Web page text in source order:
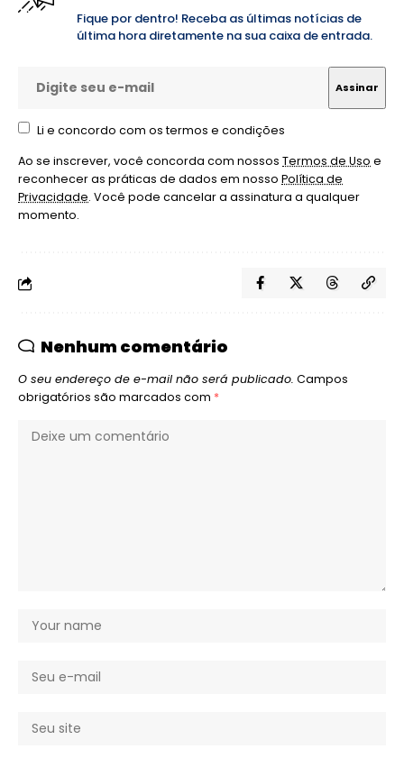
Fique por dentro! Receba as últimas notícias de
última hora diretamente na sua caixa de entrada.
Li e concordo com os termos e condições
Ao se inscrever, você concorda com nossos Termos de Uso e
reconhecer as práticas de dados em nosso Política de
Privacidade. Você pode cancelar a assinatura a qualquer
momento.
Nenhum comentário
O seu endereço de e-mail não será publicado. Campos
obrigatórios são marcados com *